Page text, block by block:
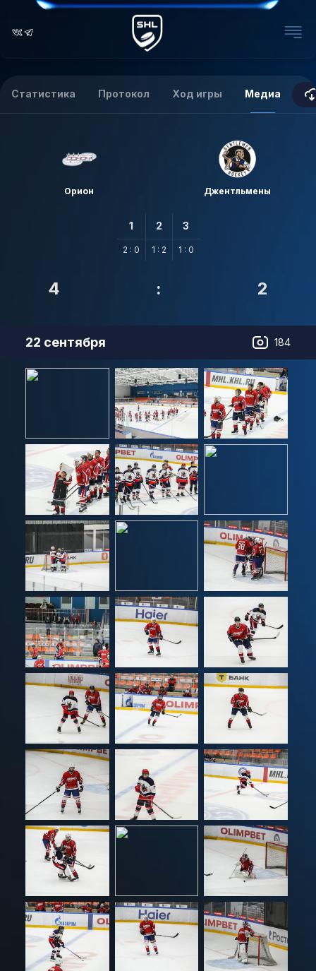
Статистика Протокол Ход игры Медиа
Орион Джентльмены
1
2 : 0
2
1 : 2
3
1 : 0
4 : 2
22 сентября 184